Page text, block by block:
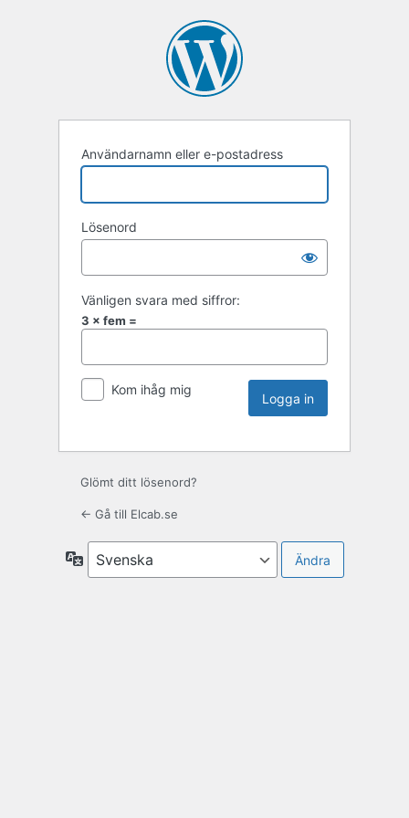
Användarnamn eller e-postadress
Lösenord
Vänligen svara med siffror:
3 × fem =
Kom ihåg mig
Glömt ditt lösenord?
← Gå till Elcab.se
Språk